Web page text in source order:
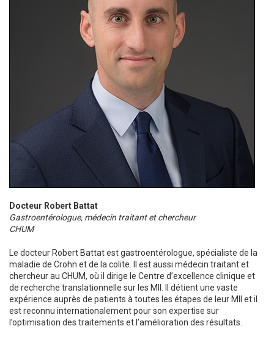
Docteur Robert Battat
Gastroentérologue, médecin traitant et chercheur
CHUM
Le docteur Robert Battat est gastroentérologue, spécialiste de la
maladie de Crohn et de la colite. Il est aussi médecin traitant et
chercheur au CHUM, où il dirige le Centre d’excellence clinique et
de recherche translationnelle sur les MII. Il détient une vaste
expérience auprès de patients à toutes les étapes de leur MII et il
est reconnu internationalement pour son expertise sur
l’optimisation des traitements et l’amélioration des résultats.